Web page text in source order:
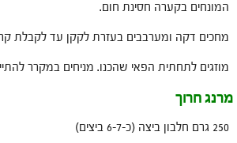
המונחים בקערה חסינת חום.
מחכים דקה ומערבבים בעזרת לקקן עד לקבלת
מוזגים לתחתית הפאי שהכנו. מניחים במקרר
מרנג חרוך
250 גרם חלבון ביצה (כ-6-7 ביצים)